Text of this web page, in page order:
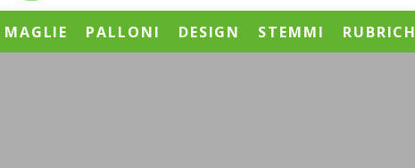
MAGLIE PALLONI DESIGN STEMMI